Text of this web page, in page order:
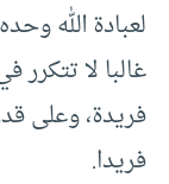
لعبادة الله
غالبا لا تتكرر
فريدة، وعلى
فريدا.